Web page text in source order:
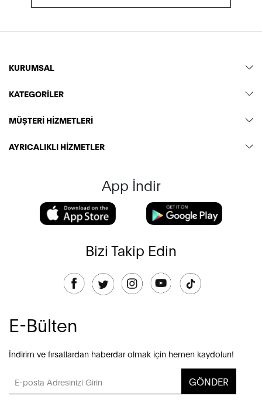
KURUMSAL
KATEGORİLER
MÜŞTERİ HİZMETLERİ
AYRICALIKLI HİZMETLER
App İndir
Bizi Takip Edin
E-Bülten
İndirim ve fırsatlardan haberdar olmak için hemen kaydolun!
GÖNDER